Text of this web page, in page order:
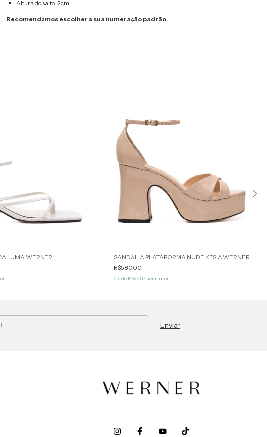
Altura do salto: 2cm
Recomendamos escolher a sua numeração padrão.
LUMA WERNER
SANDÁLIA PLATAFORMA NUDE KESIA WERNER
R$580,00
6 x de R$96,67 sem juros